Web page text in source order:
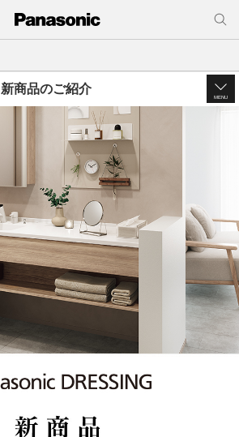
商品のご紹介
MENU